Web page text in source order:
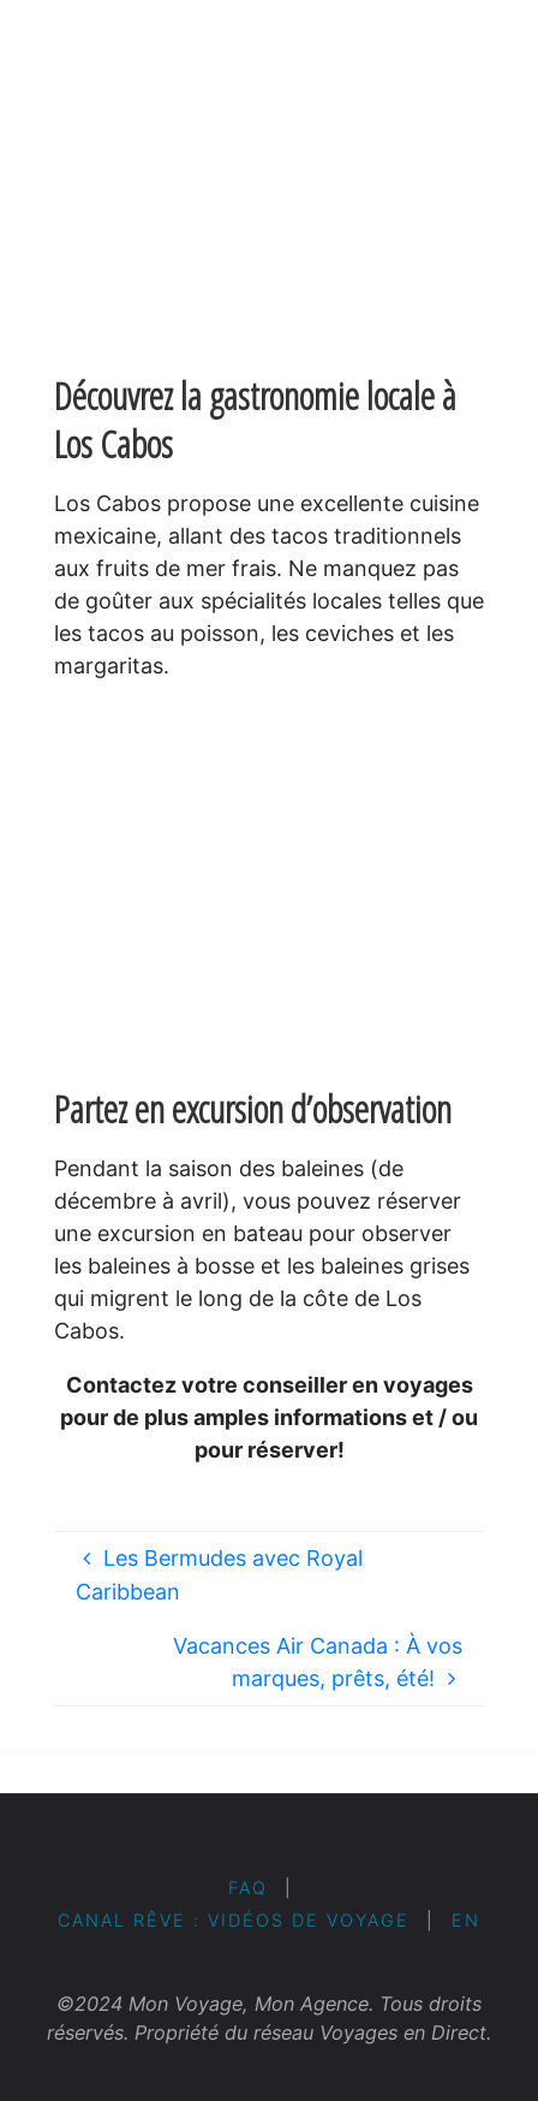
Découvrez la gastronomie localeà
Los Cabos
Los Cabos propose une excellente cuisine
mexicaine, allant des tacos traditionnels
aux fruits de mer frais. Ne manquez pas
de goûter aux spécialités locales telles que
les tacos au poisson, les ceviches et les
margaritas.
Partez en excursion d’observation
Pendant la saison des baleines (de
décembre à avril), vous pouvez réserver
une excursion en bateau pour observer
les baleines à bosse et les baleines grises
qui migrent le long de la côte de Los
Cabos.
Contactez votre conseiller en voyages
pour de plus amples informations et / ou
pour réserver!
Les Bermudes avec Royal
Caribbean
Vacances Air Canada : À vos
marques, prêts, été!
FAQ
CANAL RÊVE : VIDÉOS DE VOYAGE
EN
©2024 Mon Voyage, Mon Agence. Tous droits
réservés. Propriété du réseau Voyages en Direct.